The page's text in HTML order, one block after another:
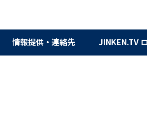
情報提供・連絡先 JINKEN.TV